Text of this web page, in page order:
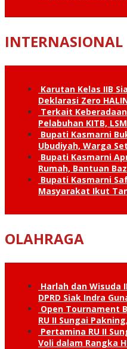
INTERNASIONAL
Karutan Kelas IIB
Deklarasi Zero
Terkait Keberadaan
Pelabuhan KITB,
Bupati Kasmarni
Ubudiyah, Warga
Bupati Kasmarni
Rumah, Bantuan
Bupati Kasmarni
Masyarakat Ikut
OLAHRAGA
Harlah dan Wisuda
DPRD Siak Indra
Open Tournament
RU II Sungai
Pertamina RU II
Voli dalam Rangka